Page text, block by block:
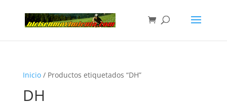
Inicio/ Productos etiquetados “DH”
DH